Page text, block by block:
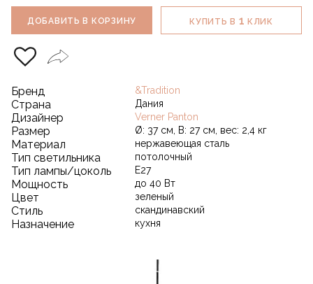
ДОБАВИТЬ В КОРЗИНУ КУПИТЬ В 1 КЛИК
Бренд &Tradition
Страна Дания
Дизайнер Verner Panton
Размер Ø: 37 см, В: 27 см, вес: 2,4 кг
Материал нержавеющая сталь
Тип светильника потолочный
Тип лампы/цоколь E27
Мощность до 40 Вт
Цвет зеленый
Стиль скандинавский
Назначение кухня